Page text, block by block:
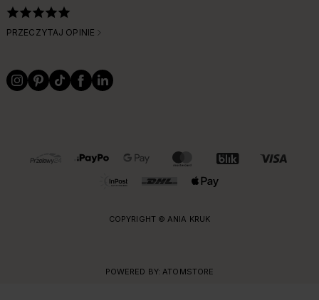
PRZECZYTAJ OPINIE
OBSŁUGIWANE FORMY PŁATNOŚCI I DOSTAWY
COPYRIGHT © ANIA KRUK
POWERED BY: ATOMSTORE